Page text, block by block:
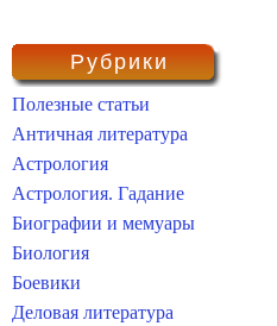
Рубрики
Полезные статьи
Античная литература
Астрология
Астрология. Гадание
Биографии и мемуары
Биология
Боевики
Деловая литература